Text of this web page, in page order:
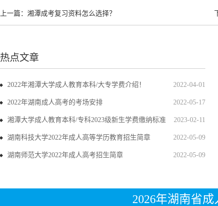
上一篇： 湘潭成考复习资料怎么选择？
热点文章
2022-04-01
2022年湘潭大学成人教育本科/大专学费介绍！
2022-05-17
2022年湖南成人高考的考场安排
2023-02-11
湘潭大学成人教育本科/专科2023级新生学费缴纳标准
2022-05-09
湖南科技大学2022年成人高等学历教育招生简章
2022-05-09
湖南师范大学2022年成人高考招生简章
2026年湖南省